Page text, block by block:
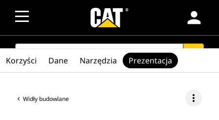
person
SEARCH
Widły budowlane more_vert
Korzyści Dane Narzędzia Prezentacja